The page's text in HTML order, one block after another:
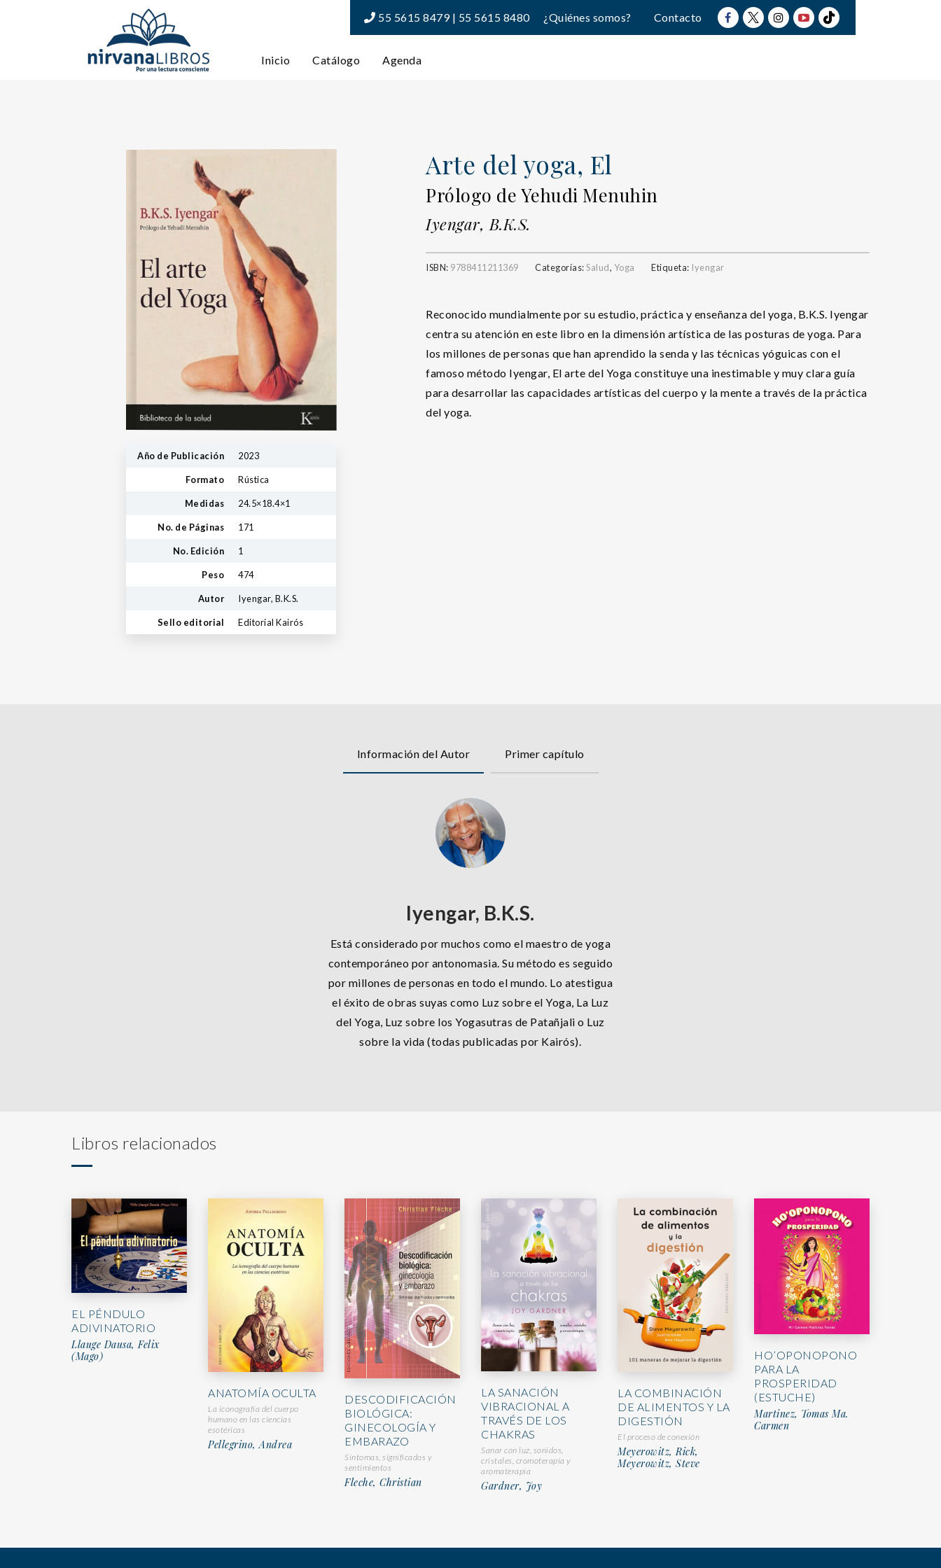
55 5615 8479 | 55 5615 8480 ¿Quiénes somos? Contacto
Inicio Catálogo Agenda
Año de Publicación 2023
Formato Rústica
Medidas 24.5×18.4×1
No. de Páginas 171
No. Edición 1
Peso 474
Autor Iyengar, B.K.S.
Sello editorial Editorial Kairós
Arte del yoga, El
Prólogo de Yehudi Menuhin
Iyengar, B.K.S.
ISBN: 9788411211369 Categorías:Salud, Yoga Etiqueta: Iyengar
Reconocido mundialmente por su estudio, práctica y enseñanza del yoga, B.K.S. Iyengar
centra su atención en este libro en la dimensión artística de las posturas de yoga. Para
los millones de personas que han aprendido la senda y las técnicas yóguicas con el
famoso método Iyengar, El arte del Yoga constituye una inestimable y muy clara guía
para desarrollar las capacidades artísticas del cuerpo y la mente a través de la práctica
del yoga.
Información del Autor Primer capítulo
Iyengar, B.K.S.
Está considerado por muchos como el maestro de yoga
contemporáneo por antonomasia. Su método es seguido
por millones de personas en todo el mundo. Lo atestigua
el éxito de obras suyas como Luz sobre el Yoga, La Luz
del Yoga, Luz sobre los Yogasutras de Patañjali o Luz
sobre la vida (todas publicadas por Kairós).
Libros relacionados
EL PÉNDULO
ADIVINATORIO
Llauge Dausa, Felix
(Mago)
ANATOMÍA OCULTA
La iconografía del cuerpo
humano en las ciencias
esotéricas
Pellegrino, Andrea
DESCODIFICACIÓN
BIOLÓGICA:
GINECOLOGÍA Y
EMBARAZO
Síntomas, significados y
sentimientos
Fleche, Christian
LA SANACIÓN
VIBRACIONAL A
TRAVÉS DE LOS
CHAKRAS
Sanar con luz, sonidos,
cristales, cromoterapia y
aromaterapia
Gardner, Joy
LA COMBINACIÓN
DE ALIMENTOS Y LA
DIGESTIÓN
El proceso de conexión
Meyerowitz, Rick,
Meyerowitz, Steve
HO’OPONOPONO
PARA LA
PROSPERIDAD
(ESTUCHE)
Martinez, Tomas Ma.
Carmen